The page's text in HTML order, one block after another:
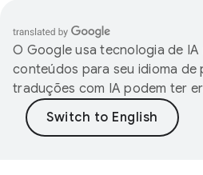
O Google usa tecnologia de
conteúdos para seu idioma de
traduções com IA podem ter